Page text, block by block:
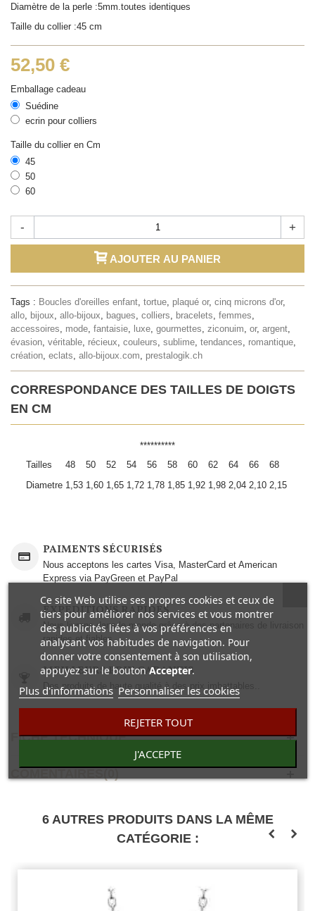
Diamètre de la perle :5mm.toutes identiques
Taille du collier :45 cm
52,50 €
Emballage cadeau
Suédine
ecrin pour colliers
Taille du collier en Cm
45
50
60
- +
AJOUTER AU PANIER
Tags : Boucles d'oreilles enfant tortue plaqué or, cinq microns d'or,
allo bijoux allo-bijoux bagues colliers bracelets femmes
accessoires
mode fantaisie luxe gourmettes ziconuim or, argent
évasion véritable récieux couleurs sublime tendances romantique
création eclats allo-bijoux.com prestalogik.ch
CORRESPONDANCE DES TAILLES DE DOIGTS
EN CM
**********
Tailles
48 50 52 54 56 58 60 62 64 66
68
Diametre 1,53 1,60 1,65 1,72 1,78 1,85 1,92 1,98 2,04 2,10 2,15
PAIMENTS SÉCURISÉS
Nous acceptons les cartes Visa, MasterCard et American
Express via PayGreen et PayPal
EXPEDITIONS RAPIDES
Nous livrons dans le monde grâce à des partenaires de livraison
rapides et fiables.
MEILLEURS PRIX GARANTIS
Des produits de haute qualité à des prix imbattables..
FICHE TECHNIQUE
6 AUTRES PRODUITS DANS LA MÊME
CATÉGORIE :
Ce site Web utilise ses propres cookies et ceux de
tiers pour améliorer nos services et vous montrer
des publicités liées à vos préférences en
analysant vos habitudes de navigation. Pour
donner votre consentement à son utilisation,
appuyez sur le bouton Accepter.
Plus d'informations Personnaliser les cookies
REJETER TOUT
J'ACCEPTE